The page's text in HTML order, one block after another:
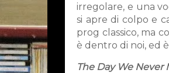
irregolare, e una
si apre di colpo e
prog classico, ma
è dentro di noi, ed
The Day We Never